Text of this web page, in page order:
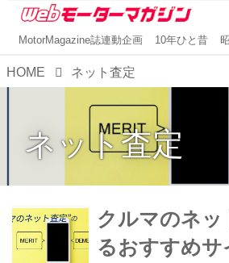
MotorMagazine誌連動企画 10年ひと昔
HOME ネット査定
ネット査定
クルマのネッ
るおすすめサ